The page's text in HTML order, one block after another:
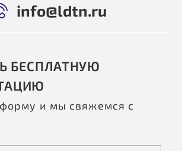
info@ldtn.ru
БЕСПЛАТНУЮ
и мы свяжемся с